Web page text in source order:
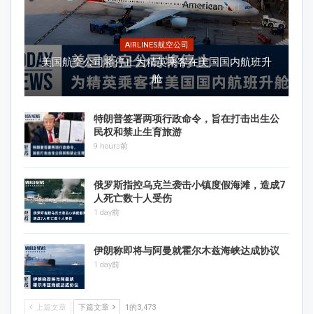
AIRLINES航空公司
美国航空公司将停止为精英乘客在美国国内航班升
舱
特朗普签署两项行政命令，旨在打击出生公
民权和禁止生育旅游
9 hours前
俄罗斯指控乌克兰袭击小镇度假海滩，造成7
人死亡数十人受伤
1 day前
伊朗称即将与阿曼就霍尔木兹海峡达成协议
1 day前
上篇文章 下篇文章 1的3,473